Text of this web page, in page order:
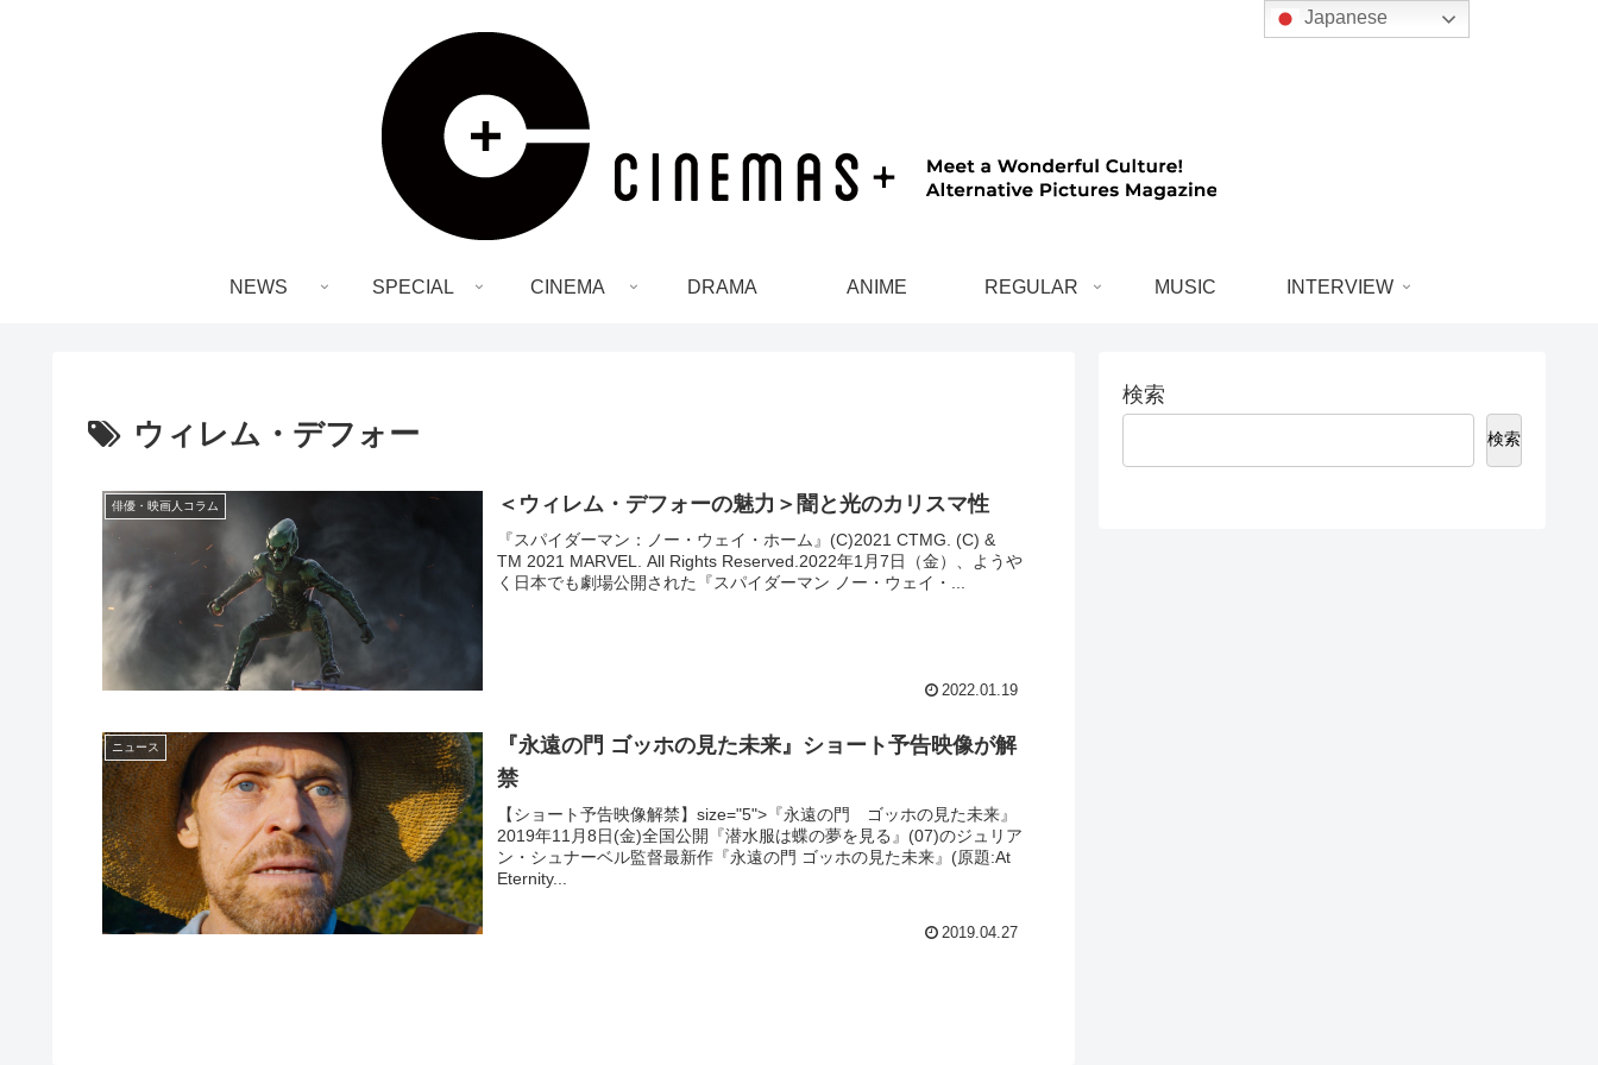
NEWS SPECIAL CINEMA DRAMA ANIME REGULAR MUSIC INTERVIEW
ウィレム・デフォー
俳優・映画人コラム ＜ウィレム・デフォーの魅力＞闇と光のカリスマ性
『スパイダーマン：ノー・ウェイ・ホーム』(C)2021 CTMG. (C) &
TM 2021 MARVEL. All Rights Reserved.2022年1月7日（金）、ようや
く日本でも劇場公開された『スパイダーマン ノー・ウェイ・...
2022.01.19
ニュース
『永遠の門 ゴッホの見た未来』ショート予告映像が解
禁
【ショート予告映像解禁】size="5">『永遠の門 ゴッホの見た未来』
2019年11月8日(金)全国公開『潜水服は蝶の夢を見る』(07)のジュリア
ン・シュナーベル監督最新作『永遠の門 ゴッホの見た未来』(原題:At
Eternity...
2019.04.27
検索
検索
Japanese